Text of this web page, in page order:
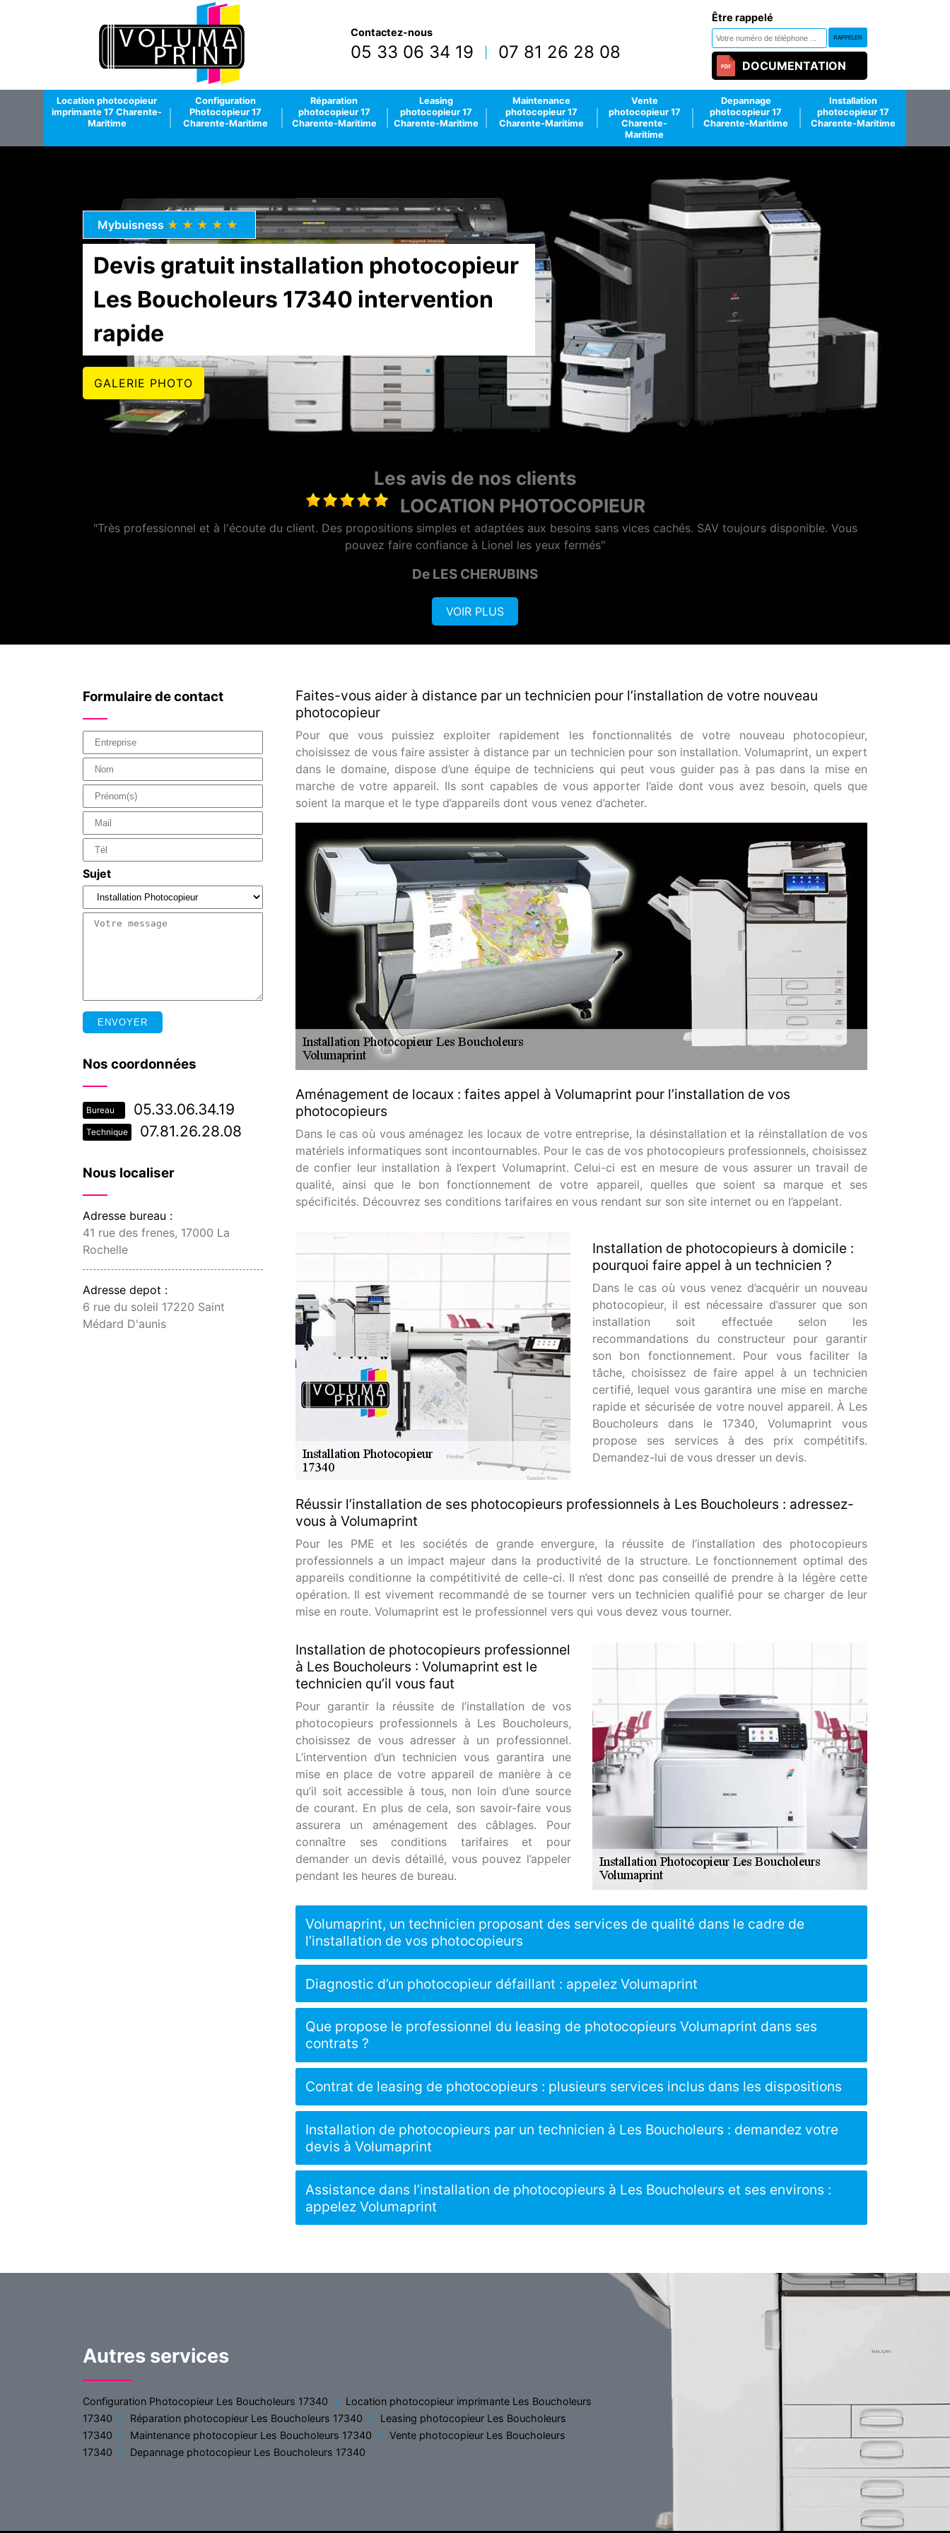
Contactez-nous
05 33 06 34 19 07 81 26 28 08
Être rappelé
DOCUMENTATION
Location photocopieur
imprimante 17 Charente-
Maritime
Configuration
Photocopieur 17
Charente-Maritime
Réparation
photocopieur 17
Charente-Maritime
Leasing
photocopieur 17
Charente-Maritime
Maintenance
photocopieur 17
Charente-Maritime
Vente
photocopieur 17
Charente-
Maritime
Depannage
photocopieur 17
Charente-Maritime
Installation
photocopieur 17
Charente-Maritime
Mybuisness ★★★★★
Devis gratuit installation photocopieur
Les Boucholeurs 17340 intervention
rapide
GALERIE PHOTO
Les avis de nos clients
disponible. Vous
DEPANNAGE PHOTOCOPIEUR
"très réactif et professionnel, Lionel se démène pour trouver la solution à moindre cout."
De CYBEL EXTENSION
VOIR PLUS
Formulaire de contact
Sujet
Nos coordonnées
Bureau 05.33.06.34.19
Technique 07.81.26.28.08
Nous localiser
Adresse bureau :
41 rue des frenes, 17000 La
Rochelle
Adresse depot :
6 rue du soleil 17220 Saint
Médard D'aunis
Faites-vous aider à distance par un technicien pour l’installation de votre nouveau
photocopieur
Pour que vous puissiez exploiter rapidement les fonctionnalités de votre nouveau photocopieur,
choisissez de vous faire assister à distance par un technicien pour son installation. Volumaprint, un expert
dans le domaine, dispose d’une équipe de techniciens qui peut vous guider pas à pas dans la mise en
marche de votre appareil. Ils sont capables de vous apporter l’aide dont vous avez besoin, quels que
soient la marque et le type d’appareils dont vous venez d’acheter.
Aménagement de locaux : faites appel à Volumaprint pour l’installation de vos
photocopieurs
Dans le cas où vous aménagez les locaux de votre entreprise, la désinstallation et la réinstallation de vos
matériels informatiques sont incontournables. Pour le cas de vos photocopieurs professionnels, choisissez
de confier leur installation à l’expert Volumaprint. Celui-ci est en mesure de vous assurer un travail de
qualité, ainsi que le bon fonctionnement de votre appareil, quelles que soient sa marque et ses
spécificités. Découvrez ses conditions tarifaires en vous rendant sur son site internet ou en l’appelant.
Installation de photocopieurs à domicile :
pourquoi faire appel à un technicien ?
Dans le cas où vous venez d’acquérir un nouveau
photocopieur, il est nécessaire d’assurer que son
installation soit effectuée selon les
recommandations du constructeur pour garantir
son bon fonctionnement. Pour vous faciliter la
tâche, choisissez de faire appel à un technicien
certifié, lequel vous garantira une mise en marche
rapide et sécurisée de votre nouvel appareil. À Les
Boucholeurs dans le 17340, Volumaprint vous
propose ses services à des prix compétitifs.
Demandez-lui de vous dresser un devis.
Réussir l’installation de ses photocopieurs professionnels à Les Boucholeurs : adressez-
vous à Volumaprint
Pour les PME et les sociétés de grande envergure, la réussite de l’installation des photocopieurs
professionnels a un impact majeur dans la productivité de la structure. Le fonctionnement optimal des
appareils conditionne la compétitivité de celle-ci. Il n’est donc pas conseillé de prendre à la légère cette
opération. Il est vivement recommandé de se tourner vers un technicien qualifié pour se charger de leur
mise en route. Volumaprint est le professionnel vers qui vous devez vous tourner.
Installation de photocopieurs professionnel
à Les Boucholeurs : Volumaprint est le
technicien qu’il vous faut
Pour garantir la réussite de l’installation de vos
photocopieurs professionnels à Les Boucholeurs,
choisissez de vous adresser à un professionnel.
L’intervention d’un technicien vous garantira une
mise en place de votre appareil de manière à ce
qu’il soit accessible à tous, non loin d’une source
de courant. En plus de cela, son savoir-faire vous
assurera un aménagement des câblages. Pour
connaître ses conditions tarifaires et pour
demander un devis détaillé, vous pouvez l’appeler
pendant les heures de bureau.
Volumaprint, un technicien proposant des services de qualité dans le cadre de
l’installation de vos photocopieurs
Diagnostic d’un photocopieur défaillant : appelez Volumaprint
Que propose le professionnel du leasing de photocopieurs Volumaprint dans ses
contrats ?
Contrat de leasing de photocopieurs : plusieurs services inclus dans les dispositions
Installation de photocopieurs par un technicien à Les Boucholeurs : demandez votre
devis à Volumaprint
Assistance dans l’installation de photocopieurs à Les Boucholeurs et ses environs :
appelez Volumaprint
Autres services
Configuration Photocopieur Les Boucholeurs 17340
Location photocopieur imprimante Les Boucholeurs
17340
Réparation photocopieur Les Boucholeurs 17340
Leasing photocopieur Les Boucholeurs
17340
Maintenance photocopieur Les Boucholeurs 17340
Vente photocopieur Les Boucholeurs
17340
Depannage photocopieur Les Boucholeurs 17340